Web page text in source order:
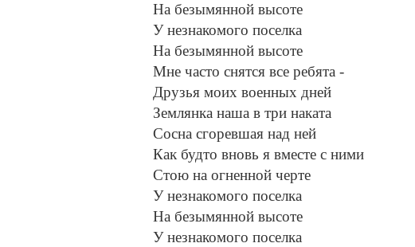
На безымянной высоте
У незнакомого поселка
На безымянной высоте
Мне часто снятся все ребята -
Друзья моих военных дней
Землянка наша в три наката
Сосна сгоревшая над ней
Как будто вновь я вместе с ними
Стою на огненной черте
У незнакомого поселка
На безымянной высоте
У незнакомого поселка